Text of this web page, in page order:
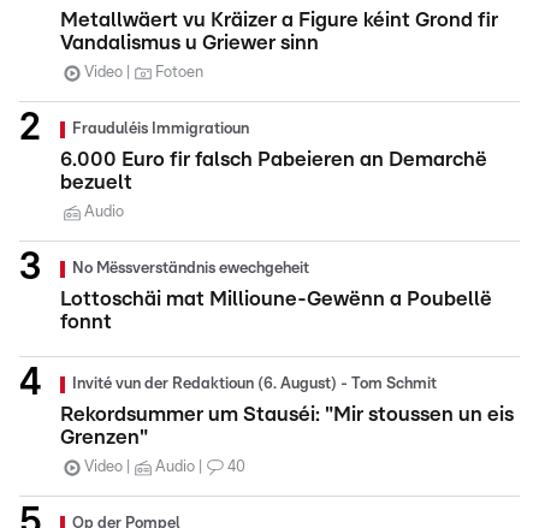
Metallwäert vu Kräizer a Figure kéint Grond fir
Vandalismus u Griewer sinn
Video Fotoen
Frauduléis Immigratioun
6.000 Euro fir falsch Pabeieren an Demarchë
bezuelt
Audio
No Mëssverständnis ewechgeheit
Lottoschäi mat Millioune-Gewënn a Poubellë
fonnt
Invité vun der Redaktioun (6. August) - Tom Schmit
Rekordsummer um Stauséi: "Mir stoussen un eis
Grenzen"
Video Audio 40
Op der Pompel